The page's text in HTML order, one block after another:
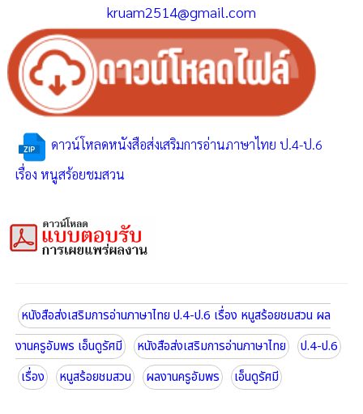
kruam2514@gmail.com
ดาวน์โหลดหนังสือส่งเสริมการอ่านภาษาไทย ป.4-ป.6
เรื่อง หนูสร้อยชมสวน
หนังสือส่งเสริมการอ่านภาษาไทย ป.4-ป.6 เรื่อง หนูสร้อยชมสวน ผล
งานครูอัมพร เอ็นดูรัศมี
หนังสือส่งเสริมการอ่านภาษาไทย
ป.4-ป.6
เรื่อง
หนูสร้อยชมสวน ผลงานครูอัมพร เอ็นดูรัศมี